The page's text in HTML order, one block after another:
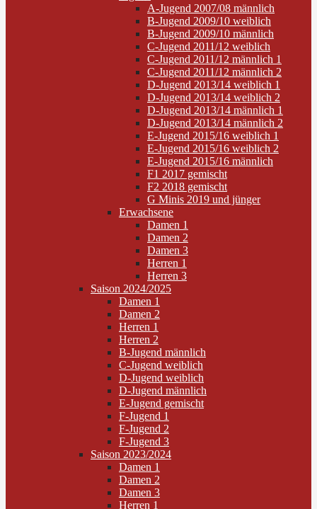
A-Jugend 2007/08 männlich
B-Jugend 2009/10 weiblich
B-Jugend 2009/10 männlich
C-Jugend 2011/12 weiblich
C-Jugend 2011/12 männlich 1
C-Jugend 2011/12 männlich 2
D-Jugend 2013/14 weiblich 1
D-Jugend 2013/14 weiblich 2
D-Jugend 2013/14 männlich 1
D-Jugend 2013/14 männlich 2
E-Jugend 2015/16 weiblich 1
E-Jugend 2015/16 weiblich 2
E-Jugend 2015/16 männlich
F1 2017 gemischt
F2 2018 gemischt
G Minis 2019 und jünger
Erwachsene
Damen 1
Damen 2
Damen 3
Herren 1
Herren 3
Saison 2024/2025
Damen 1
Damen 2
Herren 1
Herren 2
B-Jugend männlich
C-Jugend weiblich
D-Jugend weiblich
D-Jugend männlich
E-Jugend gemischt
F-Jugend 1
F-Jugend 2
F-Jugend 3
Saison 2023/2024
Damen 1
Damen 2
Damen 3
Herren 1